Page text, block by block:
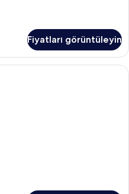
Fiyatları görüntüleyin
Odada kasa, masa, güneşlik/perde,